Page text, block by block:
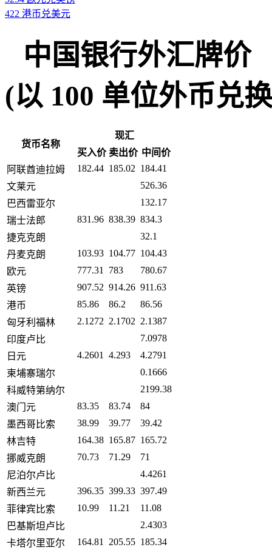
422 港币兑美元
中国银行外汇牌价
(以 100 单位外币兑
货币名称
现汇
买入价 卖出价 中间价
阿联酋迪拉姆
182.44 185.02 184.41
文莱元
526.36
巴西雷亚尔
132.17
瑞士法郎
831.96 838.39 834.3
捷克克朗
32.1
丹麦克朗
103.93 104.77 104.43
欧元
777.31 783
780.67
英镑
907.52 914.26 911.63
港币
85.86 86.2
86.56
匈牙利福林
2.1272 2.1702 2.1387
印度卢比
7.0978
日元
4.2601 4.293
4.2791
柬埔寨瑞尔
0.1666
科威特第纳尔
2199.38
澳门元
83.35 83.74
84
墨西哥比索
38.99 39.77
39.42
林吉特
164.38 165.87 165.72
挪威克朗
70.73 71.29
71
尼泊尔卢比
4.4261
新西兰元
396.35 399.33 397.49
菲律宾比索
10.99 11.21
11.08
巴基斯坦卢比
2.4303
卡塔尔里亚尔
164.81 205.55 185.34